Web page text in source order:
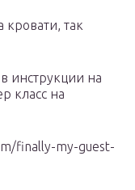
так
инструкции на
класс на
finally-my-guest-